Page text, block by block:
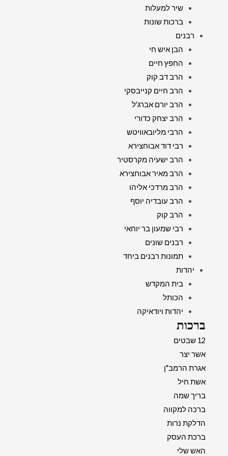
שיר למעלות
ברכות שונות
רבנים
הבן איש חי
החפץ חיים
הרב דב קוק
הרב חיים קנייבסקי
הרב יורם אברג'ל
הרב יצחק כדורי
הרבי מליובאוויטש
רבי דוד אבוחצירא
הרב ישעיה מקרסטיר
הרב מאיר אבוחצירא
הרב מרדכי אליהו
הרב עובדיה יוסף
הרב קוק
רבי שמעון בר יוחאי
רבנים שונים
תמונות רבנים ביחד
יהדות
בית המקדש
הכותל
יהדות ויודאיקה
ברכות
12 שבטים
אשר יצר
אגרת הרמב"ן
אשת חיל
בריך שמה
ברכה למקווה
הדלקת נרות
ברכת העסק
האש שלי